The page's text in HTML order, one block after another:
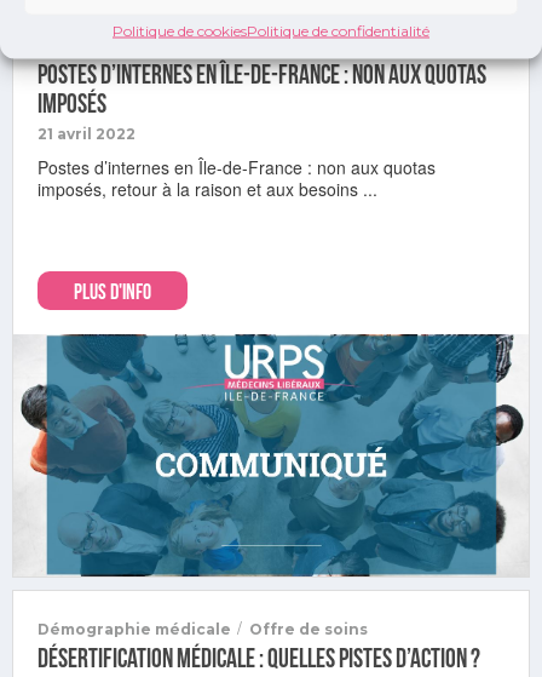
Politique de cookiesPolitique de confidentialité
Postes d’internes en Île-de-France : Non aux quotas
imposés
21 avril 2022
Postes d’internes en Île-de-France : non aux quotas
imposés, retour à la raison et aux besoins ...
PLUS D'INFO
Démographie médicale / Offre de soins
Désertification médicale : quelles pistes d’action ?